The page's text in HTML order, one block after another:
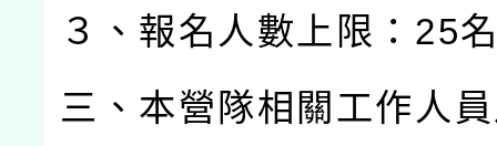
３、報名人數上限： 25
三、本營隊相關工作人